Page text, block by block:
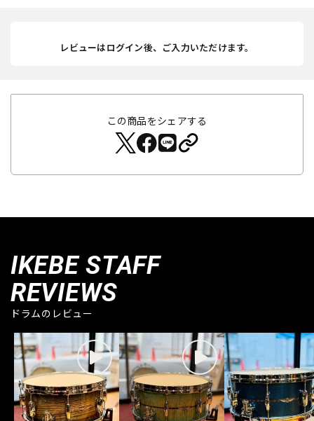
レビューはログイン後、ご入力いただけます。
この商品をシェアする
IKEBE STAFF
REVIEWS
ドラムのレビュー